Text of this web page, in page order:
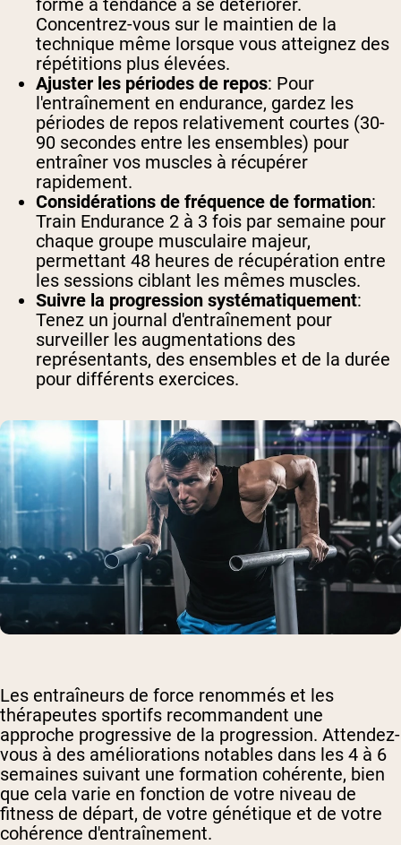
forme a tendance à se détériorer.
Concentrez-vous sur le maintien de la
technique même lorsque vous atteignez des
répétitions plus élevées.
Ajuster les périodes de repos: Pour
l'entraînement en endurance, gardez les
périodes de repos relativement courtes (30-
90 secondes entre les ensembles) pour
entraîner vos muscles à récupérer
rapidement.
Considérations de fréquence de formation:
Train Endurance 2 à 3 fois par semaine pour
chaque groupe musculaire majeur,
permettant 48 heures de récupération entre
les sessions ciblant les mêmes muscles.
Suivre la progression systématiquement:
Tenez un journal d'entraînement pour
surveiller les augmentations des
représentants, des ensembles et de la durée
pour différents exercices.
Les entraîneurs de force renommés et les
thérapeutes sportifs recommandent une
approche progressive de la progression. Attendez-
vous à des améliorations notables dans les 4 à 6
semaines suivant une formation cohérente, bien
que cela varie en fonction de votre niveau de
fitness de départ, de votre génétique et de votre
cohérence d'entraînement.